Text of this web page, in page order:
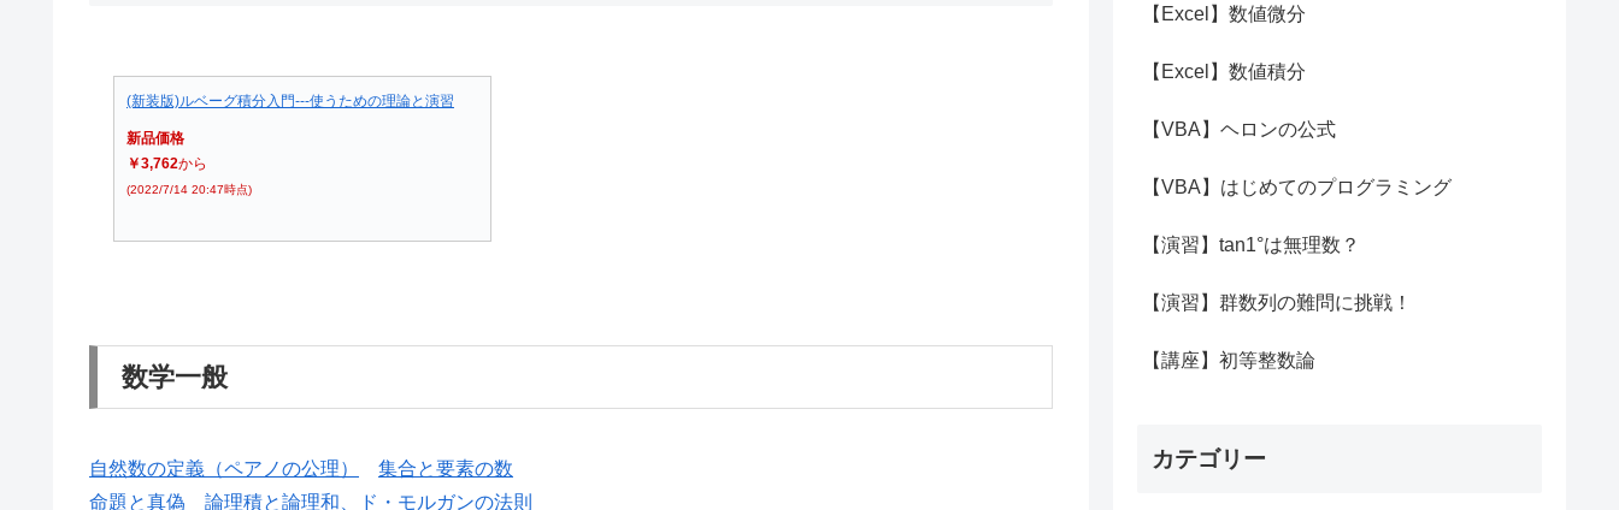
(新装版)ルベーグ積分入門---使うための理論と演習
新品価格
￥3,762から
(2022/7/14 20:47時点)
数学一般
自然数の定義（ペアノの公理）
集合と要素の数
命題と真偽
論理積と論理和、ド・モルガンの法則
【Excel】数値微分
【Excel】数値積分
【VBA】ヘロンの公式
【VBA】はじめてのプログラミング
【演習】tan1°は無理数？
【演習】群数列の難問に挑戦！
【講座】初等整数論
カテゴリー